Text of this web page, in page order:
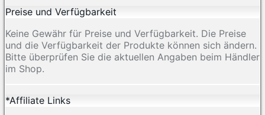
Preise und Verfügbarkeit
Keine Gewähr für Preise und Verfügbarkeit. Die Preise
und die Verfügbarkeit der Produkte können sich ändern.
Bitte überprüfen Sie die aktuellen Angaben beim Händler
im Shop.
*Affiliate Links